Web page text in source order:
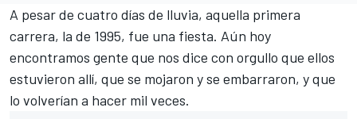
A pesar de cuatro días de lluvia, aquella primera
carrera, la de 1995, fue una fiesta. Aún hoy
encontramos gente que nos dice con orgullo que ellos
estuvieron allí, que se mojaron y se embarraron, y que
lo volverían a hacer mil veces.